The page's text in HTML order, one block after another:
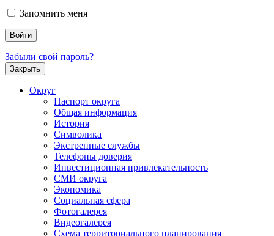
Запомнить меня
Забыли свой пароль?
Закрыть
Округ
Паспорт округа
Общая информация
История
Символика
Экстренные службы
Телефоны доверия
Инвестиционная привлекательность
СМИ округа
Экономика
Социальная сфера
Фотогалерея
Видеогалерея
Схема территориального планирования